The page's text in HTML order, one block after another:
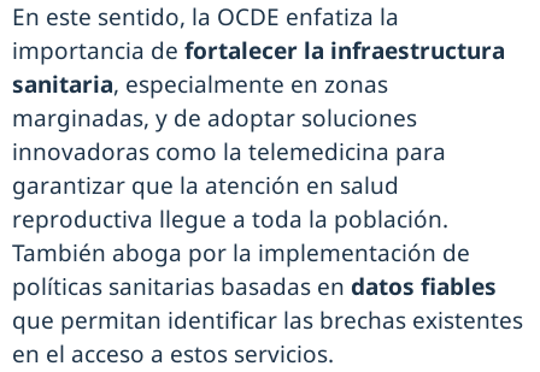
En este sentido, la OCDE enfatiza la
importancia de fortalecer la infraestructura
sanitaria, especialmente en zonas
marginadas, y de adoptar soluciones
innovadoras como la telemedicina para
garantizar que la atención en salud
reproductiva llegue a toda la población.
También aboga por la implementación de
políticas sanitarias basadas en datos fiables
que permitan identificar las brechas existentes
en el acceso a estos servicios.